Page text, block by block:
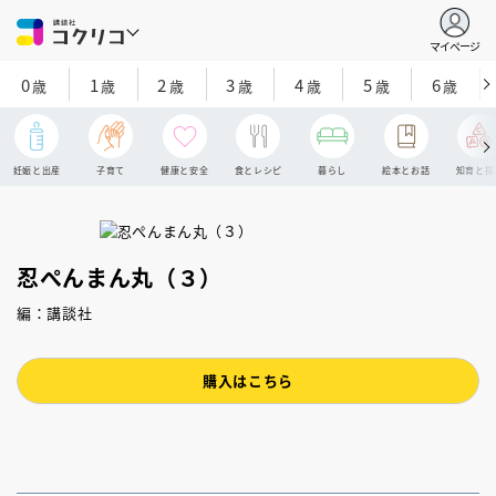
マイページ
0歳 1歳 2 歳 3歳 4歳 5歳 6歳
妊娠と出産 子育て 健康と安全 食とレシピ 暮らし 絵本とお話 知育と探
忍ぺんまん丸（３）
編：講談社
購入はこちら